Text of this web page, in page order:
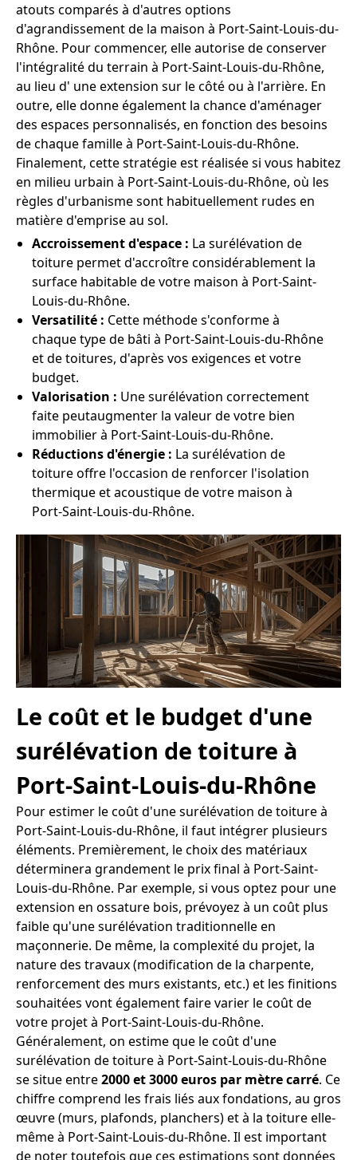
atouts comparés à d'autres options
d'agrandissement de la maison à Port-Saint-Louis-du-
Rhône. Pour commencer, elle autorise de conserver
l'intégralité du terrain à Port-Saint-Louis-du-Rhône,
au lieu d' une extension sur le côté ou à l'arrière. En
outre, elle donne également la chance d'aménager
des espaces personnalisés, en fonction des besoins
de chaque famille à Port-Saint-Louis-du-Rhône.
Finalement, cette stratégie est réalisée si vous habitez
en milieu urbain à Port-Saint-Louis-du-Rhône, où les
règles d'urbanisme sont habituellement rudes en
matière d'emprise au sol.
Accroissement d'espace : La surélévation de
toiture permet d'accroître considérablement la
surface habitable de votre maison à Port-Saint-
Louis-du-Rhône.
Versatilité : Cette méthode s'conforme à
chaque type de bâti à Port-Saint-Louis-du-Rhône
et de toitures, d'après vos exigences et votre
budget.
Valorisation : Une surélévation correctement
faite peutaugmenter la valeur de votre bien
immobilier à Port-Saint-Louis-du-Rhône.
Réductions d'énergie : La surélévation de
toiture offre l'occasion de renforcer l'isolation
thermique et acoustique de votre maison à
Port-Saint-Louis-du-Rhône.
Le coût et le budget d'une
surélévation de toiture à
Port-Saint-Louis-du-Rhône
Pour estimer le coût d'une surélévation de toiture à
Port-Saint-Louis-du-Rhône, il faut intégrer plusieurs
éléments. Premièrement, le choix des matériaux
déterminera grandement le prix final à Port-Saint-
Louis-du-Rhône. Par exemple, si vous optez pour une
extension en ossature bois, prévoyez à un coût plus
faible qu'une surélévation traditionnelle en
maçonnerie. De même, la complexité du projet, la
nature des travaux (modification de la charpente,
renforcement des murs existants, etc.) et les finitions
souhaitées vont également faire varier le coût de
votre projet à Port-Saint-Louis-du-Rhône.
Généralement, on estime que le coût d'une
surélévation de toiture à Port-Saint-Louis-du-Rhône
se situe entre2000 et 3000 euros par mètre carré. Ce
chiffre comprend les frais liés aux fondations, au gros
œuvre (murs, plafonds, planchers) et à la toiture elle-
même à Port-Saint-Louis-du-Rhône. Il est important
de noter toutefois que ces estimations sont données